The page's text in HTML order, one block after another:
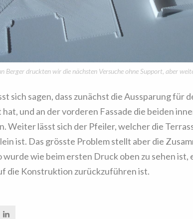
Berger druckten wir die nächsten Versuche ohne Support, aber
sich sagen, dass zunächst die Aussparung für
und an der vorderen Fassade die beiden
Weiter lässt sich der Pfeiler, welcher die
ist. Das grösste Problem stellt aber die
wurde wie beim ersten Druck oben zu sehen
die Konstruktion zurückzuführen ist.